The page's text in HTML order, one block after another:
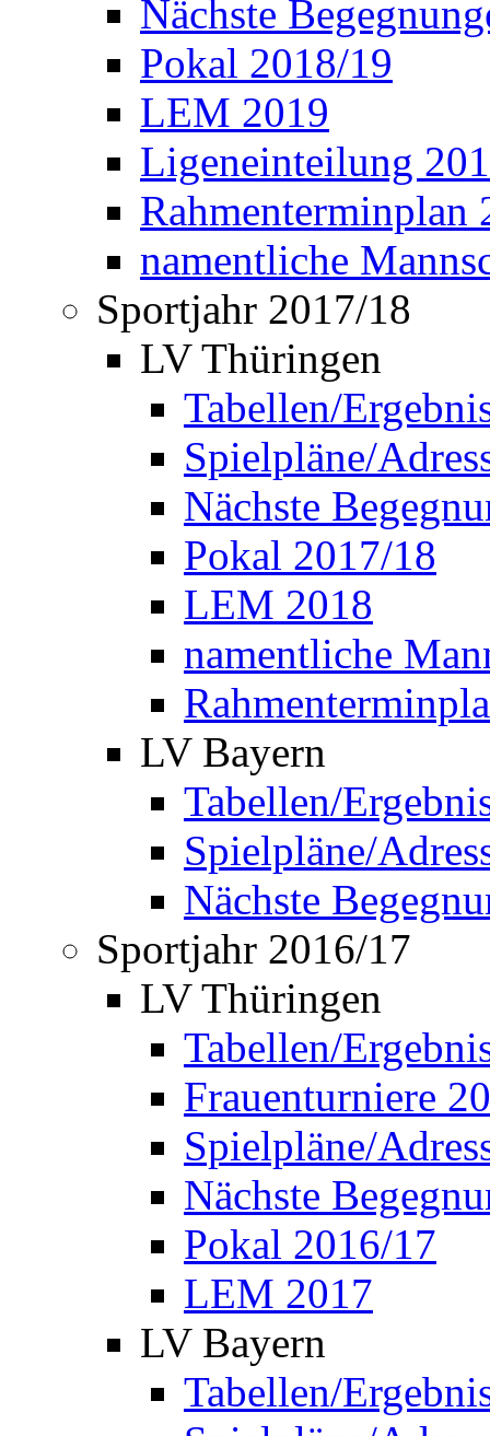
Nächste
Pokal 2018/19
LEM 2019
Ligeneinteilung
Rahmenterminplan
namentliche
Sportjahr 2017/18
LV Thüringen
Tabellen/
Spielpläne/
Nächste
Pokal 2017/18
LEM 2018
namentliche
LV Bayern
Tabellen/
Spielpläne/
Nächste
Sportjahr 2016/17
LV Thüringen
Tabellen/
Frauenturniere
Spielpläne/
Nächste
Pokal 2016/17
LEM 2017
LV Bayern
Tabellen/